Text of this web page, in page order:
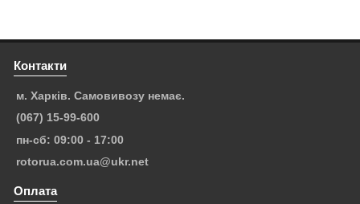
Контакти
м. Харків. Самовивозу немає.
(067) 15-99-600
пн-сб: 09:00 - 17:00
rotorua.com.ua@ukr.net
Оплата